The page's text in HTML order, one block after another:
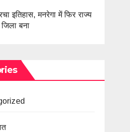
इतिहास, मनरेगा में फिर राज्य
बना